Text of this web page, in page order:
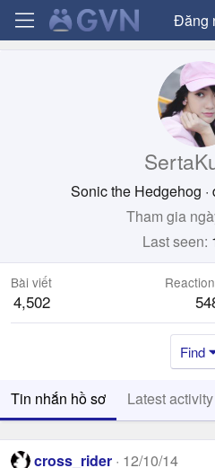
Đăng
Sonic the Hedgehog ·
Tham gia
Last seen
Bài viết
4,502
Find
Tin nhắn hồ sơ Latest activity
cross_rider 12/10/14